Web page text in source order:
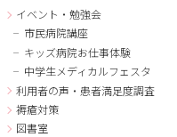
イベント・勉強会
市民病院講座
キッズ病院お仕事体験
中学生メディカルフェスタ
利用者の声・患者満足度調査
褥瘡対策
図書室